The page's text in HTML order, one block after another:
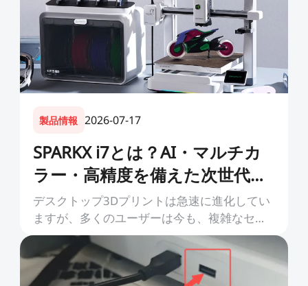
製品情報 2026-07-17
SPARKX i7とは？AI・マルチカ
ラー・高精度を備えた次世代デ
スクトップ3Dプリンター
デスクトップ3Dプリントは急速に進化してい
ますが、多くのユーザーは今も、複雑なセッ
トアップ、急な学習曲線、プリント失敗、フ
ィラメントの無駄といった課題に直面してい
ます。3Dプリントを始めたばかり...